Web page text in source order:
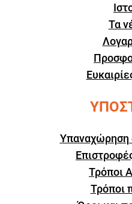
Τα
Υπαναχώρηση
Τρόποι
Τρόποι